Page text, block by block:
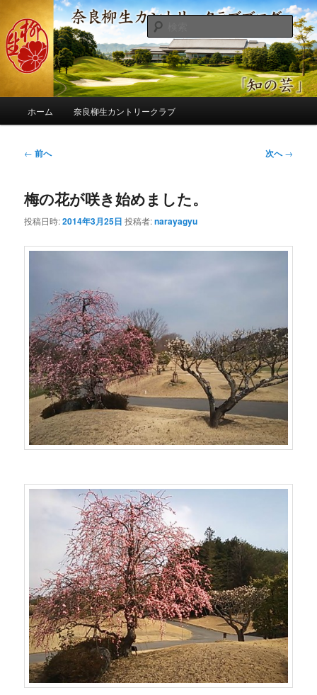
ン
コ
ン
へ
奈良柳生カントリークラブ総支配人
ブログ
季節の話題、クラブの出来事、コースの改修・更新作業、ゴルフに関する随
筆、喜怒哀楽などを気まぐれに発信します。
検
索
ホーム 奈良柳生カントリークラブ
投
ビ
ゲ
ー
ョ
← 前へ 次へ→
梅の花が咲き始めました。
投稿日時:2014年3月25日 投稿者:narayagyu